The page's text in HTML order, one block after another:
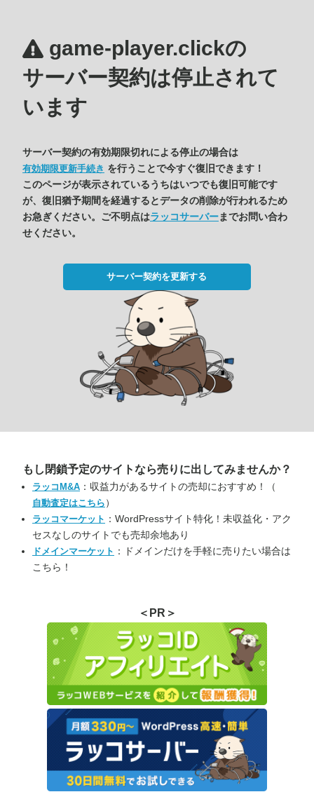
game-player.clickの
サーバー契約は停止されて
います
サーバー契約の有効期限切れによる停止の場合は
有効期限更新手続き を行うことで今すぐ復旧できます！
このページが表示されているうちはいつでも復旧可能です
が、復旧猶予期間を経過するとデータの削除が行われるため
お急ぎください。ご不明点はラッコサーバーまでお問い合わ
せください。
サーバー契約を更新する
もし閉鎖予定のサイトなら売りに出してみませんか？
ラッコM&A ：収益力があるサイトの売却におすすめ！（
自動査定はこちら ）
ラッコマーケット ：WordPressサイト特化！未収益化・アク
セスなしのサイトでも売却余地あり
ドメインマーケット ：ドメインだけを手軽に売りたい場合は
こちら！
＜PR＞